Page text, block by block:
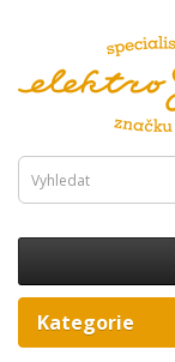
Kategorie